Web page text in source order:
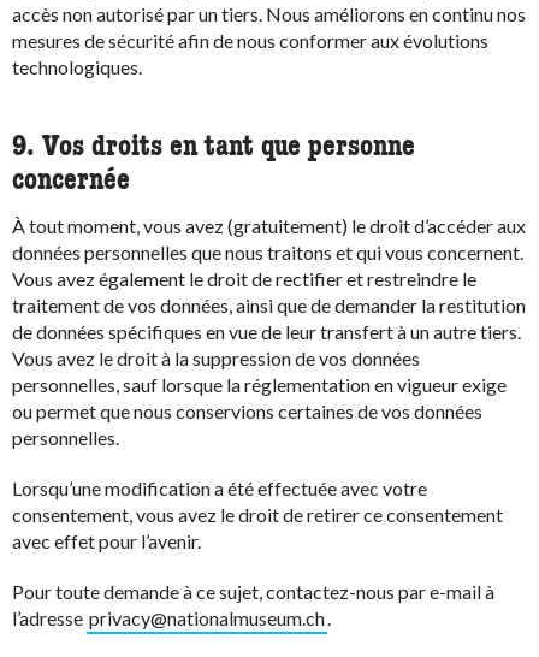
accès non autorisé par un tiers. Nous améliorons en continu nos
mesures de sécurité afin de nous conformer aux évolutions
technologiques.
9. Vos droits en tant que personne
concernée
À tout moment, vous avez (gratuitement) le droit d’accéder aux
données personnelles que nous traitons et qui vous concernent.
Vous avez également le droit de rectifier et restreindre le
traitement de vos données, ainsi que de demander la restitution
de données spécifiques en vue de leur transfert à un autre tiers.
Vous avez le droit à la suppression de vos données
personnelles, sauf lorsque la réglementation en vigueur exige
ou permet que nous conservions certaines de vos données
personnelles.
Lorsqu’une modification a été effectuée avec votre
consentement, vous avez le droit de retirer ce consentement
avec effet pour l’avenir.
Pour toute demande à ce sujet, contactez-nous par e-mail à
l’adresse privacy@nationalmuseum.ch.